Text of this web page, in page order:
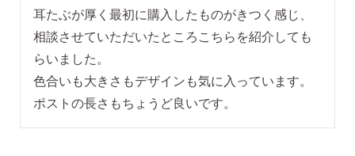
耳たぶが厚く最初に購入したものがきつく感じ、
相談させていただいたところこちらを紹介しても
らいました。
色合いも大きさもデザインも気に入っています。